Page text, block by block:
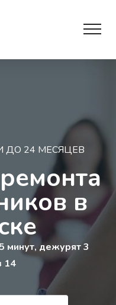
ДО 24 МЕСЯЦЕВ
в
минут, дежурят 3
14